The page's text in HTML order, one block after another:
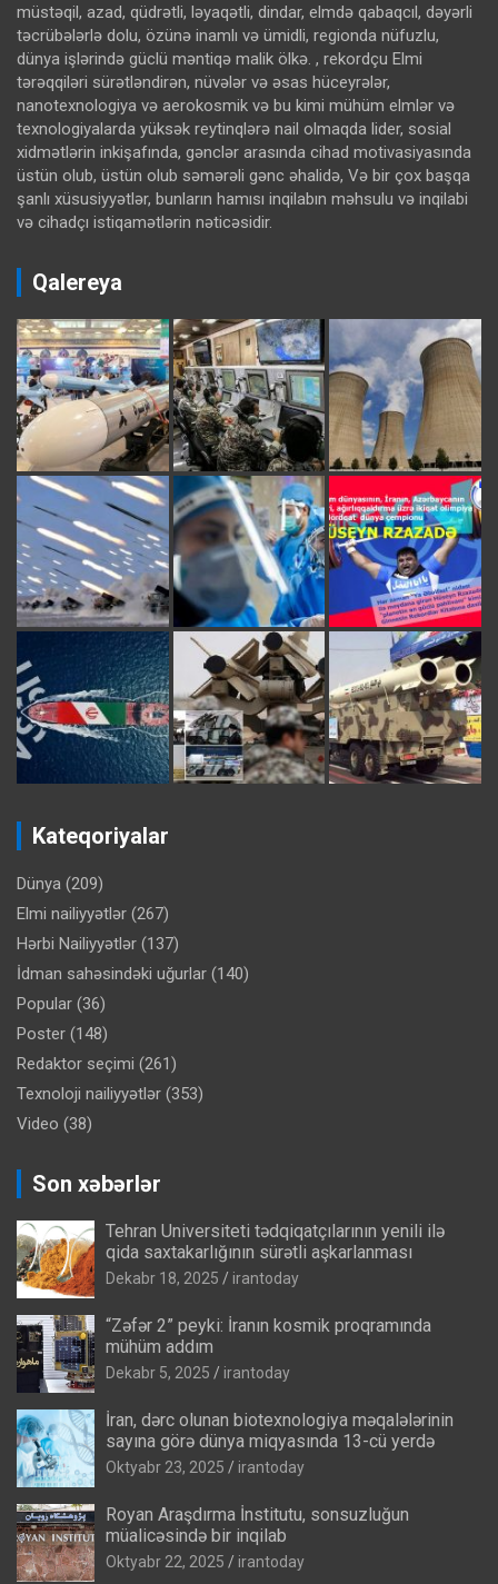
müstəqil, azad, qüdrətli, ləyaqətli, dindar, elmdə qabaqcıl, dəyərli
təcrübələrlə dolu, özünə inamlı və ümidli, regionda nüfuzlu,
dünya işlərində güclü məntiqə malik ölkə. , rekordçu Elmi
tərəqqiləri sürətləndirən, nüvələr və əsas hüceyrələr,
nanotexnologiya və aerokosmik və bu kimi mühüm elmlər və
texnologiyalarda yüksək reytinqlərə nail olmaqda lider, sosial
xidmətlərin inkişafında, gənclər arasında cihad motivasiyasında
üstün olub, üstün olub səmərəli gənc əhalidə, Və bir çox başqa
şanlı xüsusiyyətlər, bunların hamısı inqilabın məhsulu və inqilabi
və cihadçı istiqamətlərin nəticəsidir.
Qalereya
Kateqoriyalar
Dünya (209)
Elmi nailiyyətlər (267)
Hərbi Nailiyyətlər (137)
İdman sahəsindəki uğurlar (140)
Popular (36)
Poster (148)
Redaktor seçimi (261)
Texnoloji nailiyyətlər (353)
Video (38)
Son xəbərlər
Tehran Universiteti tədqiqatçılarının yenili ilə
qida saxtakarlığının sürətli aşkarlanması
Dekabr 18, 2025 irantoday
“Zəfər 2” peyki: İranın kosmik proqramında
mühüm addım
Dekabr 5, 2025 irantoday
İran, dərc olunan biotexnologiya məqalələrinin
sayına görə dünya miqyasında 13-cü yerdə
Oktyabr 23, 2025 irantoday
Royan Araşdırma İnstitutu, sonsuzluğun
müalicəsində bir inqilab
Oktyabr 22, 2025 irantoday